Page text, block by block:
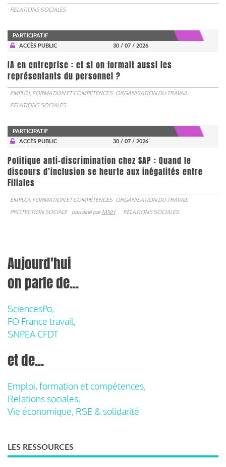
RELATIONS SOCIALES
PARTICIPATIF
ACCÈS PUBLIC
30 / 07 / 2026
IA en entreprise : et si on formait aussi les
représentants du personnel ?
EMPLOI, FORMATION ET COMPÉTENCES ORGANISATION DU TRAVAIL
RELATIONS SOCIALES
PARTICIPATIF
ACCÈS PUBLIC
30 / 07 / 2026
Politique anti-discrimination chez SAP : Quand le
discours d’inclusion se heurte aux inégalités entre
Filiales
EMPLOI, FORMATION ET COMPÉTENCES ORGANISATION DU TRAVAIL
PROTECTION SOCIALE
parrainé parMNH RELATIONS SOCIALES
Aujourd'hui
on parle de...
SciencesPo,
FO France travail,
SNPEA CFDT
et de...
Emploi, formation et compétences,
Relations sociales,
Vie économique, RSE & solidarité
LES RESSOURCES